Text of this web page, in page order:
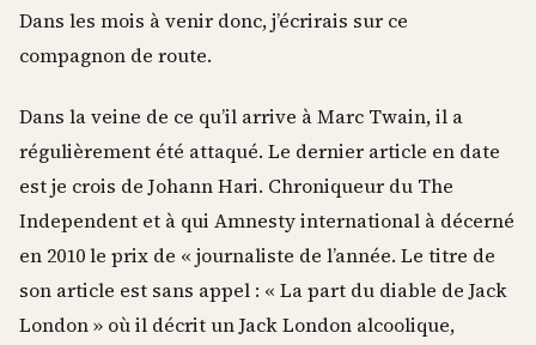
Dans les mois à venir donc, j’écrirais sur ce
compagnon de route.
Dans la veine de ce qu’il arrive à Marc Twain, il a
régulièrement été attaqué. Le dernier article en date
est je crois de Johann Hari. Chroniqueur du The
Independent et à qui Amnesty international à décerné
en 2010 le prix de « journaliste de l’année. Le titre de
son article est sans appel : « La part du diable de Jack
London » où il décrit un Jack London alcoolique,